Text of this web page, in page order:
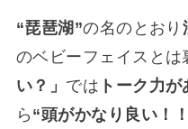
“琵琶湖”の名のとおり
のベビーフェイスとは
い？」 では トーク力
ら “頭がかなり良い！